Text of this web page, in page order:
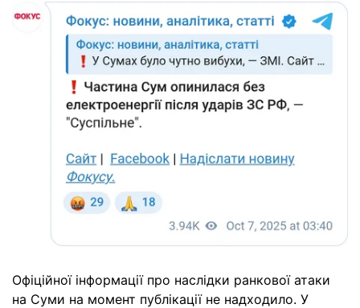
Офіційної інформації про наслідки ранкової атаки
на Суми на момент публікації не надходило. У